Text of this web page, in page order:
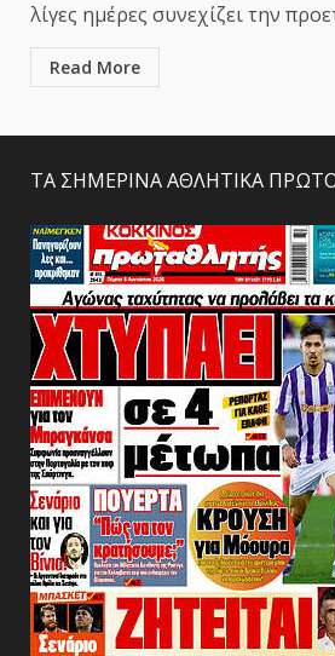
λίγες ημέρες συνεχίζει την
Read More
ΤΑ ΣΗΜΕΡΙΝΑ ΑΘΛΗΤΙΚΑ